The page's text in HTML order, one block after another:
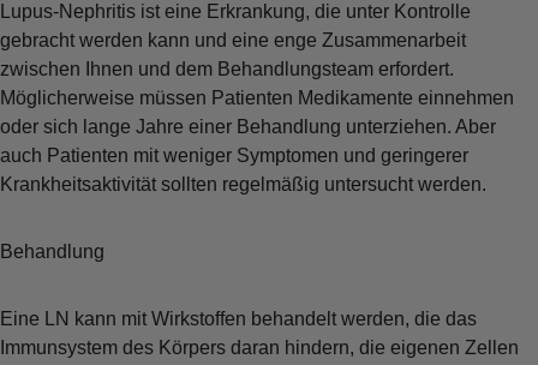
Lupus-Nephritis ist eine Erkrankung, die unter Kontrolle
gebracht werden kann und eine enge Zusammenarbeit
zwischen Ihnen und dem Behandlungsteam erfordert.
Möglicherweise müssen Patienten Medikamente einnehmen
oder sich lange Jahre einer Behandlung unterziehen. Aber
auch Patienten mit weniger Symptomen und geringerer
Krankheitsaktivität sollten regelmäßig untersucht werden.
Behandlung
Eine LN kann mit Wirkstoffen behandelt werden, die das
Immunsystem des Körpers daran hindern, die eigenen Zellen